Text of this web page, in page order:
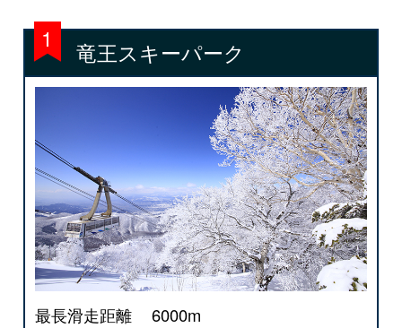
竜王スキーパーク
最長滑走距離
6000m